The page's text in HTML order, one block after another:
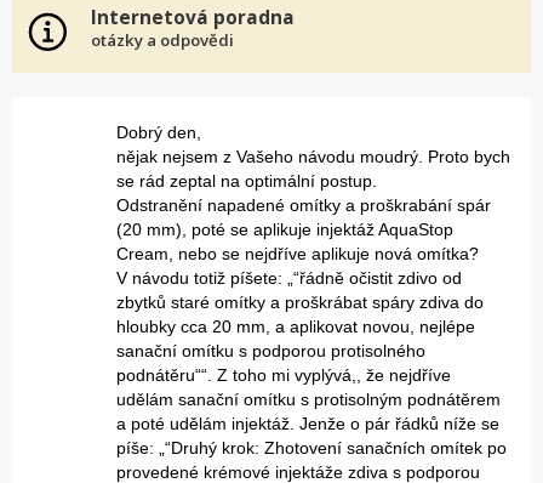
Internetová poradna
otázky a odpovědi
Dobrý den,
nějak nejsem z Vašeho návodu moudrý. Proto bych
se rád zeptal na optimální postup.
Odstranění napadené omítky a proškrabání spár
(20 mm), poté se aplikuje injektáž AquaStop
Cream, nebo se nejdříve aplikuje nová omítka?
V návodu totiž píšete: „“řádně očistit zdivo od
zbytků staré omítky a proškrábat spáry zdiva do
hloubky cca 20 mm, a aplikovat novou, nejlépe
sanační omítku s podporou protisolného
podnátěru““. Z toho mi vyplývá,, že nejdříve
udělám sanační omítku s protisolným podnátěrem
a poté udělám injektáž. Jenže o pár řádků níže se
píše: „“Druhý krok: Zhotovení sanačních omítek po
provedené krémové injektáže zdiva s podporou